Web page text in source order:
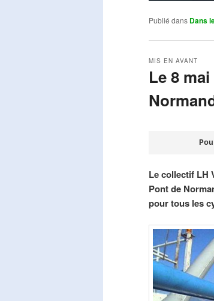
Publié dans Dans
Le 8
MIS EN AVANT
Le collectif LH
Pont de
pour tous les